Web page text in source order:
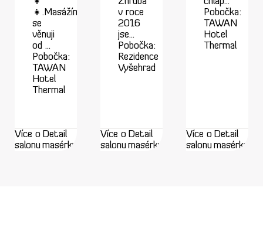
👧.Masážím
se
věnuji
od ...
Pobočka:
TAWAN
Hotel
Thermal
Více o
salonu
Detail
masérky
v roce
2016
jse...
Pobočka:
Rezidence
Vyšehrad
Více o
salonu
Detail
masérky
Pobočka:
TAWAN
Hotel
Thermal
Více o
salonu
Detail
masérky